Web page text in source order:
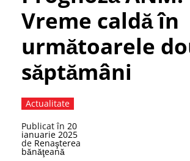
Vreme caldă în
următoarele
săptămâni
Actualitate
Publicat în 20
ianuarie 2025
de Renaşterea
bănăţeană